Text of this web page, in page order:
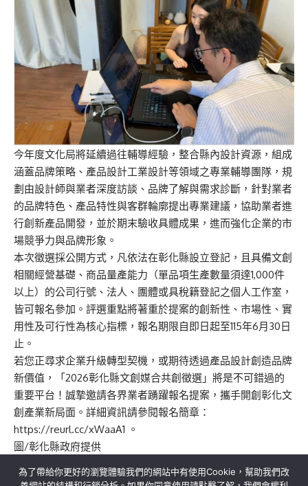
今年度文化局將延續過往輔導經驗，整合縣內設計資源，組成
涵蓋品牌策略、產品設計工業設計等領域之專業輔導團隊，規
劃由設計師與業者深度訪談、品牌了解與需求診斷，針對業者
的品牌特色、產品特性與客群輪廓提出專業建議，協助業者進
行創新產品開發，並於期末驗收具體成果，進而強化企業的市
場競爭力與品牌形象。
本次徵選採公開方式，凡依法在彰化縣設立登記，且具備文創
相關經營基礎、商品量產能力（單品項生產數量須達1,000件
以上）的公司行號、法人、團體或具稅籍登記之個人工作室，
皆可報名參加。評選重點將著重於提案的創新性、市場性、實
用性及可行性為核心指標，報名期限自即日起至115年6月30日
止。
若您正尋求企業升級轉型契機，或期待透過產品設計創造品牌
新價值，「2026彰化縣文創媒合共創徵選」將是不可錯過的
重要平台！誠摯邀請各界業者踴躍報名提案，攜手開創彰化文
創產業新局面。詳細資訊請參閱報名簡章：
https://reurl.cc/xWaaA1 。
圖/彰化縣政府提供
為了帶給你更好的瀏覽體驗我們的網站中有使用Cookie，幫助我們改